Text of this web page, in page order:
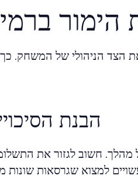
הימור
הניהולי של המשחק. כך
הבנת
מהלך. חשוב לגזור את
למצוא שגרסאות שונות